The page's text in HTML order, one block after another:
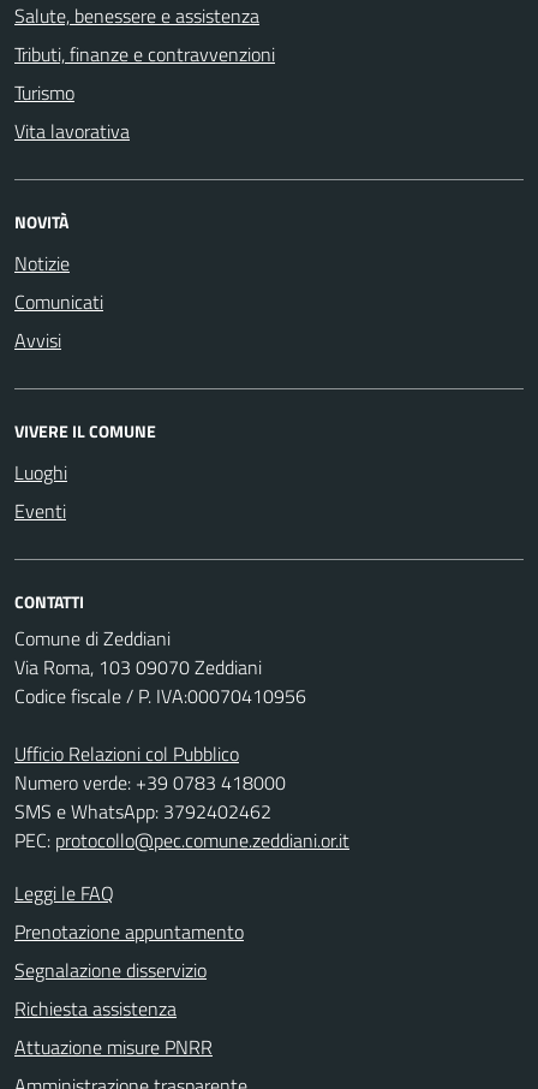
Salute, benessere e assistenza
Tributi, finanze e contravvenzioni
Turismo
Vita lavorativa
NOVITÀ
Notizie
Comunicati
Avvisi
VIVERE IL COMUNE
Luoghi
Eventi
CONTATTI
Comune di Zeddiani
Via Roma, 103 09070 Zeddiani
Codice fiscale / P. IVA:00070410956
Ufficio Relazioni col Pubblico
Numero verde: +39 0783 418000
SMS e WhatsApp: 3792402462
PEC: protocollo@pec.comune.zeddiani.or.it
Leggi le FAQ
Prenotazione appuntamento
Segnalazione disservizio
Richiesta assistenza
Attuazione misure PNRR